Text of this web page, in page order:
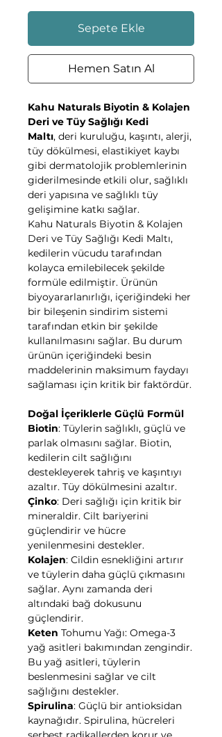
Sepete Ekle
Hemen Satın Al
Kahu Naturals Biyotin & Kolajen
Deri ve Tüy Sağlığı Kedi
Maltı, deri kuruluğu, kaşıntı, alerji,
tüy dökülmesi, elastikiyet kaybı
gibi dermatolojik problemlerinin
giderilmesinde etkili olur, sağlıklı
deri yapısına ve sağlıklı tüy
gelişimine katkı sağlar.
Kahu Naturals Biyotin & Kolajen
Deri ve Tüy Sağlığı Kedi Maltı,
kedilerin vücudu tarafından
kolayca emilebilecek şekilde
formüle edilmiştir. Ürünün
biyoyararlanırlığı, içeriğindeki her
bir bileşenin sindirim sistemi
tarafından etkin bir şekilde
kullanılmasını sağlar. Bu durum
ürünün içeriğindeki besin
maddelerinin maksimum faydayı
sağlaması için kritik bir faktördür.
Doğal İçeriklerle Güçlü Formül
Biotin: Tüylerin sağlıklı, güçlü ve
parlak olmasını sağlar. Biotin,
kedilerin cilt sağlığını
destekleyerek tahriş ve kaşıntıyı
azaltır. Tüy dökülmesini azaltır.
Çinko: Deri sağlığı için kritik bir
mineraldir. Cilt bariyerini
güçlendirir ve hücre
yenilenmesini destekler.
Kolajen: Cildin esnekliğini artırır
ve tüylerin daha güçlü çıkmasını
sağlar. Aynı zamanda deri
altındaki bağ dokusunu
güçlendirir.
Keten Tohumu Yağı: Omega-3
yağ asitleri bakımından zengindir.
Bu yağ asitleri, tüylerin
beslenmesini sağlar ve cilt
sağlığını destekler.
Spirulina: Güçlü bir antioksidan
kaynağıdır. Spirulina, hücreleri